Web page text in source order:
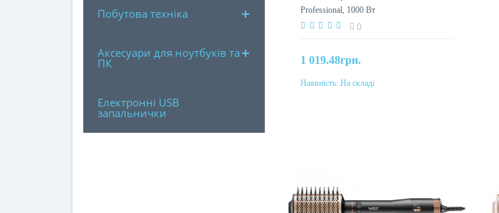
Побутова техніка
Аксесуари для ноутбуків та
ПК
Електронні USB
запальнички
Professional, 1000 Вт
0
1 019.48грн.
До кошика
Наявність: На складі